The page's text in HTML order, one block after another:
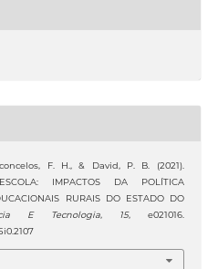
F. H., & David, P. B. (2021).
IMPACTOS DA POLÍTICA
RURAIS DO ESTADO DO
E Tecnologia, 15, e021016.